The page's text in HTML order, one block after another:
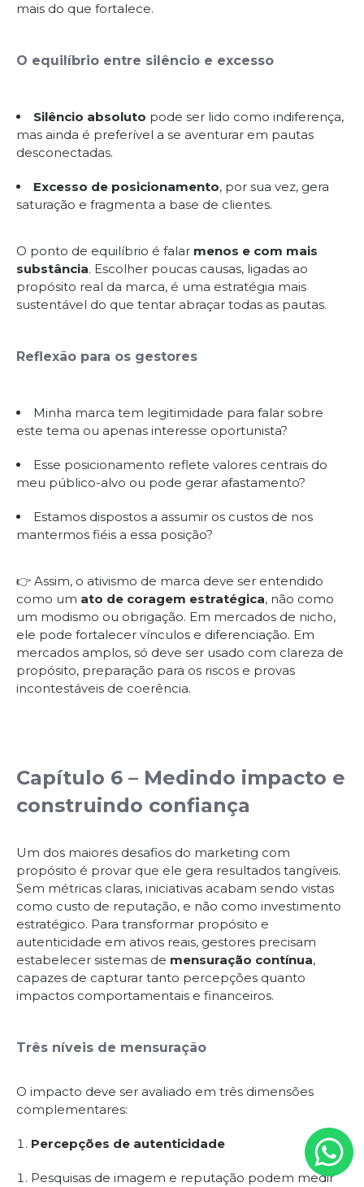
mais do que fortalece.
O equilíbrio entre silêncio e excesso
Silêncio absoluto pode ser lido como indiferença,
mas ainda é preferível a se aventurar em pautas
desconectadas.
Excesso de posicionamento, por sua vez, gera
saturação e fragmenta a base de clientes.
O ponto de equilíbrio é falar menos e com mais
substância. Escolher poucas causas, ligadas ao
propósito real da marca, é uma estratégia mais
sustentável do que tentar abraçar todas as pautas.
Reflexão para os gestores
Minha marca tem legitimidade para falar sobre
este tema ou apenas interesse oportunista?
Esse posicionamento reflete valores centrais do
meu público-alvo ou pode gerar afastamento?
Estamos dispostos a assumir os custos de nos
mantermos fiéis a essa posição?
👉 Assim, o ativismo de marca deve ser entendido
como um ato de coragem estratégica, não como
um modismo ou obrigação. Em mercados de nicho,
ele pode fortalecer vínculos e diferenciação. Em
mercados amplos, só deve ser usado com clareza de
propósito, preparação para os riscos e provas
incontestáveis de coerência.
Capítulo 6 – Medindo impacto e
construindo confiança
Um dos maiores desafios do marketing com
propósito é provar que ele gera resultados tangíveis.
Sem métricas claras, iniciativas acabam sendo vistas
como custo de reputação, e não como investimento
estratégico. Para transformar propósito e
autenticidade em ativos reais, gestores precisam
estabelecer sistemas de mensuração contínua,
capazes de capturar tanto percepções quanto
impactos comportamentais e financeiros.
Três níveis de mensuração
O impacto deve ser avaliado em três dimensões
complementares:
Percepções de autenticidade
Pesquisas de imagem e reputação podem medir